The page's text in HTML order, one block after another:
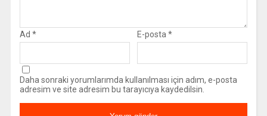
Ad * E-posta *
Daha sonraki yorumlarımda kullanılması için adım, e-posta
adresim ve site adresim bu tarayıcıya kaydedilsin.